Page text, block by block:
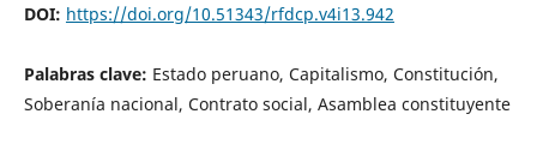
DOI: https://doi.org/10.51343/rfdcp.v4i13.942
Palabras clave: Estado peruano, Capitalismo, Constitución,
Soberanía nacional, Contrato social, Asamblea constituyente